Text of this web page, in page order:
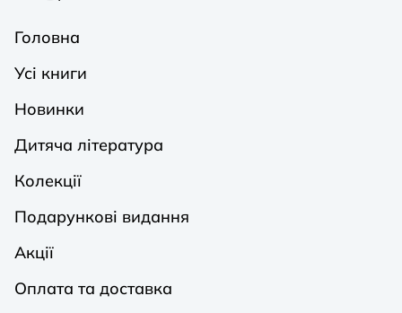
Головна
Усі книги
Новинки
Дитяча література
Колекції
Подарункові видання
Акції
Оплата та доставка